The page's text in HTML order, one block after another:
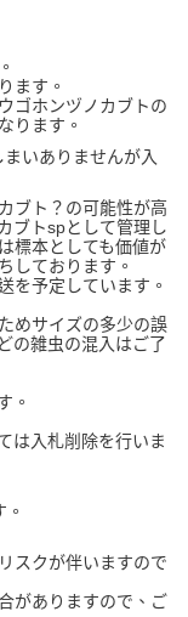
ます。
ゴホンヅノカブトの
ります。
まいありませんが入
ブト？の可能性が高
ブトspとして管理し
標本としても価値が
しております。
を予定しています。
めサイズの多少の誤
の雑虫の混入はご了
。
は入札削除を行いま
スクが伴いますので
がありますので、ご